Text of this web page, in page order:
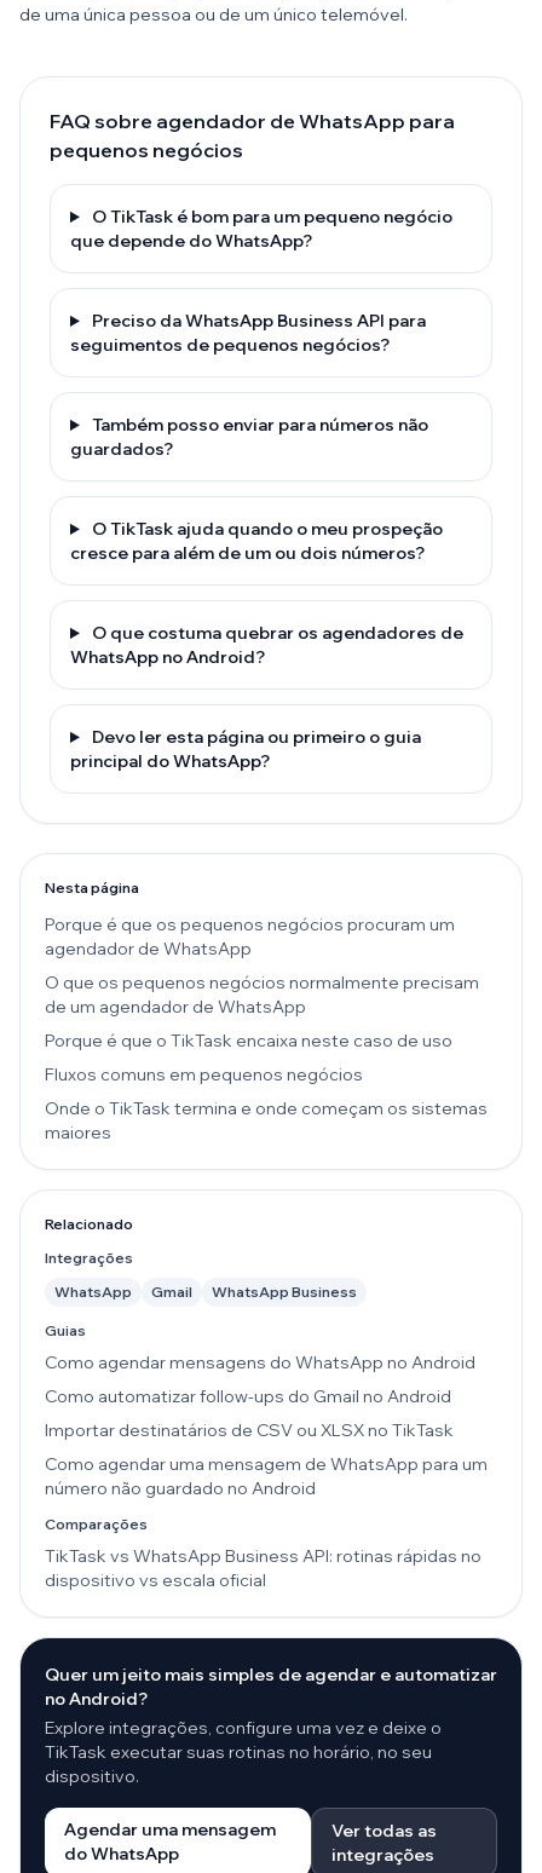
de uma única pessoa ou de um único telemóvel.
FAQ sobre agendador de WhatsApp para
pequenos negócios
O TikTask é bom para um pequeno negócio
que depende do WhatsApp?
Preciso da WhatsApp Business API para
seguimentos de pequenos negócios?
Também posso enviar para números não
guardados?
O TikTask ajuda quando o meu prospeção
cresce para além de um ou dois números?
O que costuma quebrar os agendadores de
WhatsApp no Android?
Devo ler esta página ou primeiro o guia
principal do WhatsApp?
Nesta página
Porque é que os pequenos negócios procuram um
agendador de WhatsApp
O que os pequenos negócios normalmente precisam
de um agendador de WhatsApp
Porque é que o TikTask encaixa neste caso de uso
Fluxos comuns em pequenos negócios
Onde o TikTask termina e onde começam os sistemas
maiores
Relacionado
Integrações
WhatsApp
Gmail WhatsApp Business
Guias
Como agendar mensagens do WhatsApp no Android
Como automatizar follow-ups do Gmail no Android
Importar destinatários de CSV ou XLSX no TikTask
Como agendar uma mensagem de WhatsApp para um
número não guardado no Android
Comparações
TikTask vs WhatsApp Business API: rotinas rápidas no
dispositivo vs escala oficial
Quer um jeito mais simples de agendar e automatizar
no Android?
Explore integrações, configure uma vez e deixe o
TikTask executar suas rotinas no horário, no seu
dispositivo.
Agendar uma mensagem
do WhatsApp
Ver todas as
integrações